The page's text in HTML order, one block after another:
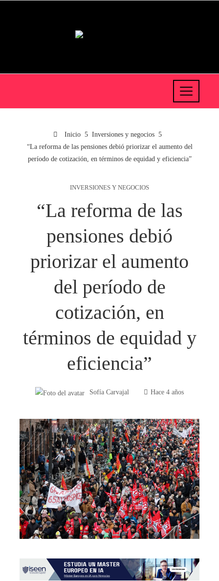
Inicio
Inversiones y negocios
“La reforma de las pensiones debió priorizar el aumento del
período de cotización, en términos de equidad y eficiencia”
INVERSIONES Y NEGOCIOS
“La reforma de las
pensiones debió
priorizar el aumento
del período de
cotización, en
términos de equidad y
eficiencia”
Sofía Carvajal Hace 4 años